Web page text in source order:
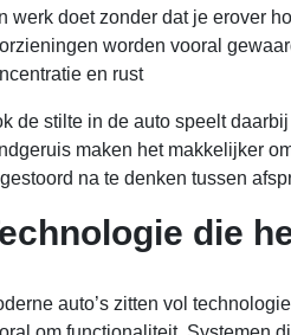
werk doet zonder dat je erover
worden vooral
en rust
de stilte in de auto speelt
maken het makkelijker
na te denken tussen
die
auto’s zitten vol